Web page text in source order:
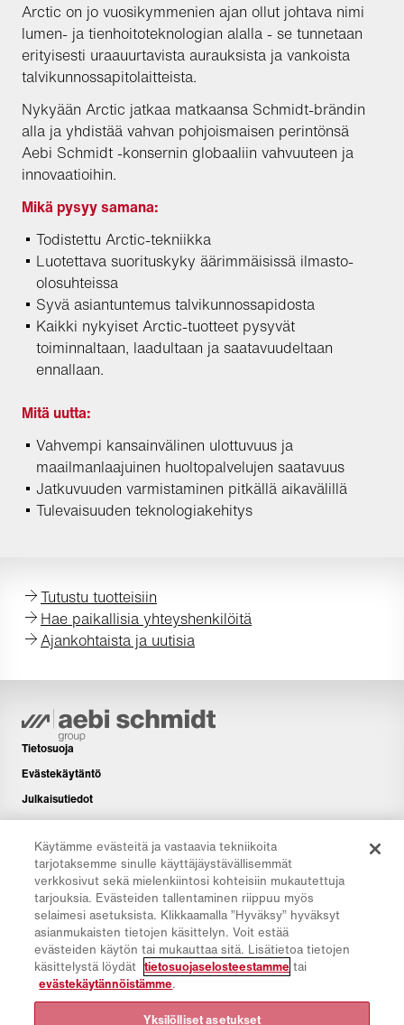
Arctic on jo vuosikymmenien ajan ollut johtava nimi
lumen- ja tienhoitoteknologian alalla - se tunnetaan
erityisesti uraauurtavista aurauksista ja vankoista
talvikunnossapitolaitteista.
Nykyään Arctic jatkaa matkaansa Schmidt-brändin
alla ja yhdistää vahvan pohjoismaisen perintönsä
Aebi Schmidt -konsernin globaaliin vahvuuteen ja
innovaatioihin.
Mikä pysyy samana:
Todistettu Arctic-tekniikka
Luotettava suorituskyky äärimmäisissä ilmasto-
olosuhteissa
Syvä asiantuntemus talvikunnossapidosta
Kaikki nykyiset Arctic-tuotteet pysyvät
toiminnaltaan, laadultaan ja saatavuudeltaan
ennallaan.
Mitä uutta:
Vahvempi kansainvälinen ulottuvuus ja
maailmanlaajuinen huoltopalvelujen saatavuus
Jatkuvuuden varmistaminen pitkällä aikavälillä
Tulevaisuuden teknologiakehitys
Tutustu tuotteisiin
Hae paikallisia yhteyshenkilöitä
Ajankohtaista ja uutisia
Tietosuoja
Evästekäytäntö
Julkaisutiedot
Vastuuvapauslauseke
Uutiskirje
Latausalue
CO₂-laskuri
TCO-laskuri
Jälleenmyyjä- ja toimipaikkahaku
Tuoteryhmien yleiskatsaus
Käytämme evästeitä ja vastaavia tekniikoita
tarjotaksemme sinulle käyttäjäystävällisemmät
verkkosivut sekä mielenkiintosi kohteisiin mukautettuja
tarjouksia. Evästeiden tallentaminen riippuu myös
selaimesi asetuksista. Klikkaamalla ”Hyväksy” hyväksyt
asianmukaisten tietojen käsittelyn. Voit estää
evästeiden käytön tai mukauttaa sitä. Lisätietoa tietojen
käsittelystä löydät tietosuojaselosteestamme tai
evästekäytännöistämme.
Yksilölliset asetukset